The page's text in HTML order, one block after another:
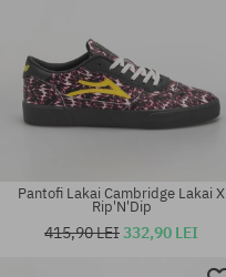
Pantofi Lakai Cambridge Lakai X
Rip'N'Dip
415,90 LEI332,90 LEI